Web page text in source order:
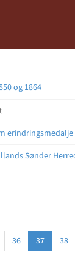
og 1864
erindringsmedalje
Sønder
36 37 38